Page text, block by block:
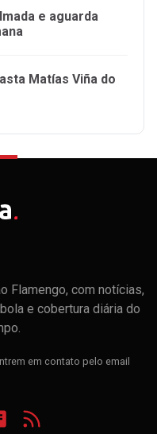
e aguarda
Matías Viña do
Flamengo, com notícias,
e cobertura diária do
em contato pelo email